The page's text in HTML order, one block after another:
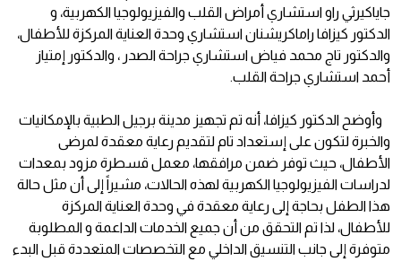
جاياكيرثي راو استشاري أمراض القلب والفيزيولوجيا الكهربية، و
الدكتور كيزافا راماكريشنان استشاري وحدة العناية المركزة للأطفال،
والدكتور تاج محمد فياض استشاري جراحة الصدر ، والدكتور إمتياز
أحمد استشاري جراحة القلب.
وأوضح الدكتور كيزافا، أنه تم تجهيز مدينة برجيل الطبية بالإمكانيات
والخبرة لتكون على إستعداد تام لتقديم رعاية معقدة لمرضى
الأطفال، حيث توفر ضمن مرافقها، معمل قسطرة مزود بمعدات
لدراسات الفيزيولوجيا الكهربية لهذه الحالات، مشيراً إلى أن مثل حالة
هذا الطفل بحاجة إلى رعاية معقدة في وحدة العناية المركزة
للأطفال، لذا تم التحقق من أن جميع الخدمات الداعمة و المطلوبة
متوفرة إلى جانب التنسيق الداخلي مع التخصصات المتعددة قبل البدء